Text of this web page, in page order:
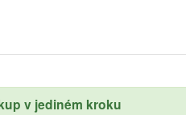
v jediném kroku